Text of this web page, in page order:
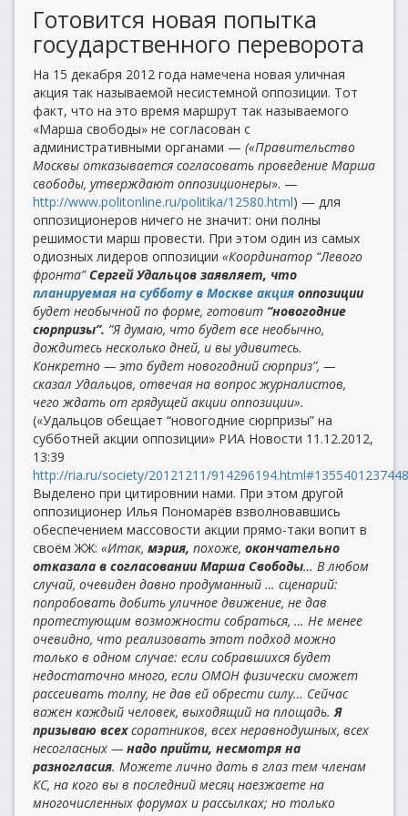
Готовится новая попытка
государственного переворота
На 15 декабря 2012 года намечена новая уличная
акция так называемой несистемной оппозиции. Тот
факт, что на это время маршрут так называемого
«Марша свободы» не согласован с
административными органами — («Правительство
Москвы отказывается согласовать проведение Марша
свободы, утверждают оппозиционеры». —
http://www.politonline.ru/politika/12580.html) — для
оппозиционеров ничего не значит: они полны
решимости марш провести. При этом один из самых
одиозных лидеров оппозиции «Координатор “Левого
фронта”Сергей Удальцов заявляет, что
планируемая на субботу в Москве акция оппозиции
будет необычной по форме, готовит “новогодние
сюрпризы”. ”Я думаю, что будет все необычно,
дождитесь несколько дней, и вы удивитесь.
Конкретно — это будет новогодний сюрприз”, —
сказал Удальцов, отвечая на вопрос журналистов,
чего ждать от грядущей акции оппозиции».
(«Удальцов обещает “новогодние сюрпризы” на
субботней акции оппозиции» РИА Новости 11.12.2012,
13:39
http://ria.ru/society/20121211/
Выделено при цитировнии нами. При этом другой
оппозиционер Илья Пономарёв взволновавшись
обеспечением массовости акции прямо-таки вопит в
своём ЖЖ: «Итак, мэрия, похоже, окончательно
отказала в согласовании Марша Свободы… В любом
случай, очевиден давно продуманный … сценарий:
попробовать добить уличное движение, не дав
протестующим возможности собраться, … Не менее
очевидно, что реализовать этот подход можно
только в одном случае: если собравшихся будет
недостаточно много, если ОМОН физически сможет
рассеивать толпу, не дав ей обрести силу… Сейчас
важен каждый человек, выходящий на площадь. Я
призываю всехсоратников, всех неравнодушных, всех
несогласных — надо прийти, несмотря на
разногласия. Можете лично дать в глаз тем членам
КС, на кого вы в последний месяц наезжаете на
многочисленных форумах и рассылках; но только